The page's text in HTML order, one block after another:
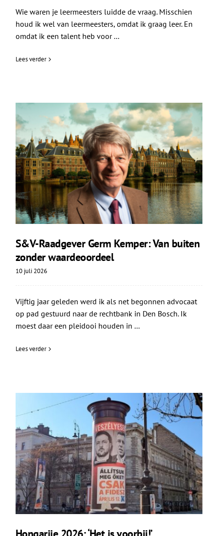
Wie waren je leermeesters luidde de vraag. Misschien
houd ik wel van leermeesters, omdat ik graag leer. En
omdat ik een talent heb voor ...
Lees verder
S&V-Raadgever Germ Kemper: Van buiten
zonder waardeoordeel
10 juli 2026
Vijftig jaar geleden werd ik als net begonnen advocaat
op pad gestuurd naar de rechtbank in Den Bosch. Ik
moest daar een pleidooi houden in ...
Lees verder